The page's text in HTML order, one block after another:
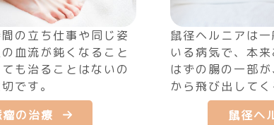
の立ち仕事や同じ姿
血流が鈍くなること
も治ることはないの
です。
の治療
鼠径ヘルニアは
いる病気で、本
はずの腸の一部
から飛び出してく
鼠径ヘ